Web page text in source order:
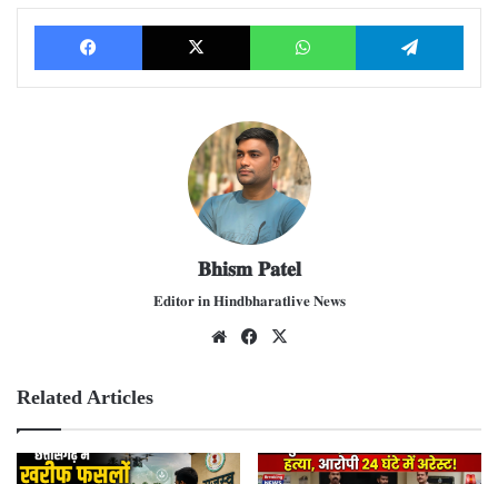
Facebook X WhatsApp
𝐁𝐡𝐢𝐬𝐦 𝐏𝐚𝐭𝐞𝐥
𝐄𝐝𝐢𝐭𝐨𝐫 𝐢𝐧 𝐇𝐢𝐧𝐝𝐛𝐡𝐚𝐫𝐚𝐭𝐥𝐢𝐯𝐞 𝐍𝐞𝐰𝐬
We
Fac
Related Articles